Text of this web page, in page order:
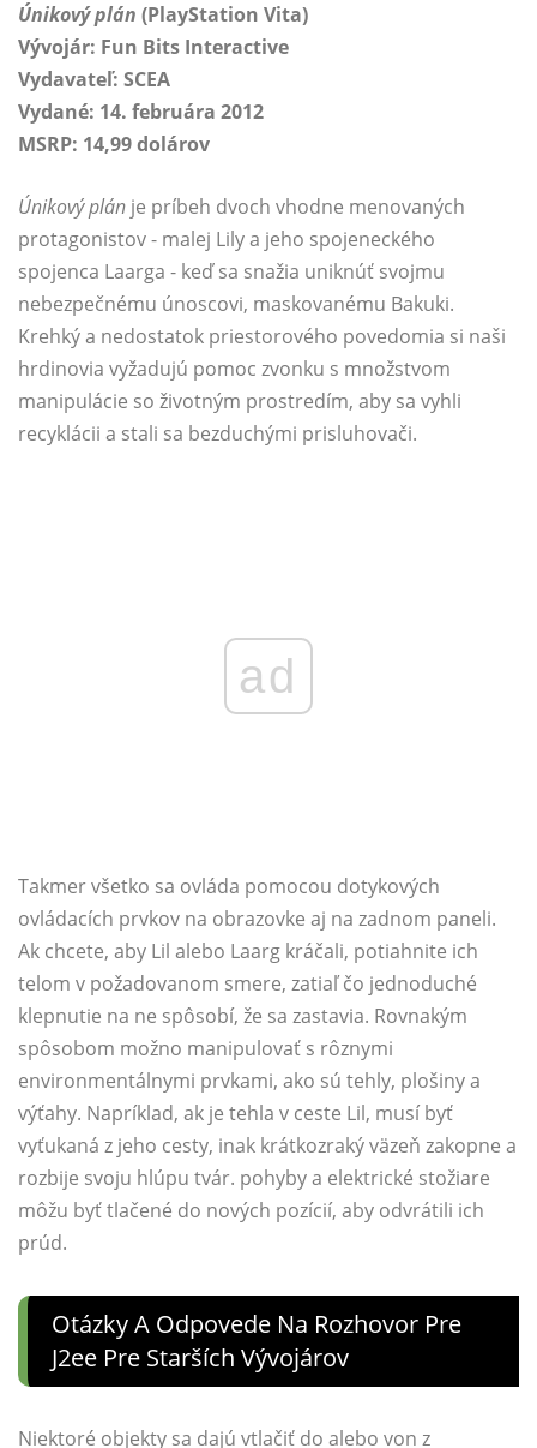
Únikový plán (PlayStation Vita)
Vývojár: Fun Bits Interactive
Vydavateľ: SCEA
Vydané: 14. februára 2012
MSRP: 14,99 dolárov
Únikový plán je príbeh dvoch vhodne menovaných
protagonistov - malej Lily a jeho spojeneckého
spojenca Laarga - keď sa snažia uniknúť svojmu
nebezpečnému únoscovi, maskovanému Bakuki.
Krehký a nedostatok priestorového povedomia si naši
hrdinovia vyžadujú pomoc zvonku s množstvom
manipulácie so životným prostredím, aby sa vyhli
recyklácii a stali sa bezduchými prisluhovači.
ad
Takmer všetko sa ovláda pomocou dotykových
ovládacích prvkov na obrazovke aj na zadnom paneli.
Ak chcete, aby Lil alebo Laarg kráčali, potiahnite ich
telom v požadovanom smere, zatiaľ čo jednoduché
klepnutie na ne spôsobí, že sa zastavia. Rovnakým
spôsobom možno manipulovať s rôznymi
environmentálnymi prvkami, ako sú tehly, plošiny a
výťahy. Napríklad, ak je tehla v ceste Lil, musí byť
vyťukaná z jeho cesty, inak krátkozraký väzeň zakopne a
rozbije svoju hlúpu tvár. pohyby a elektrické stožiare
môžu byť tlačené do nových pozícií, aby odvrátili ich
prúd.
Otázky A Odpovede Na Rozhovor Pre
J2ee Pre Starších Vývojárov
Niektoré objekty sa dajú vtlačiť do alebo von z